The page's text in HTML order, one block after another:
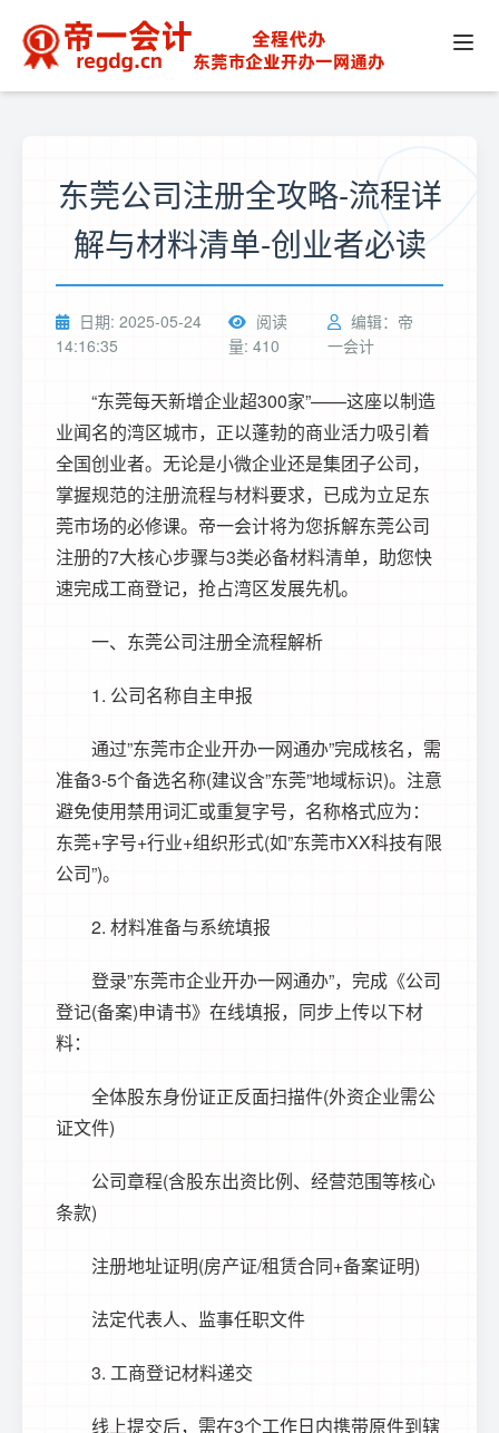
东莞公司注册全攻略-流程详
解与材料清单-创业者必读
日期: 2025-05-24
14:16:35
阅读
量: 410
编辑：帝
一会计
“东莞每天新增企业超300家”——这座以制造
业闻名的湾区城市，正以蓬勃的商业活力吸引着
全国创业者。无论是小微企业还是集团子公司，
掌握规范的注册流程与材料要求，已成为立足东
莞市场的必修课。帝一会计将为您拆解东莞公司
注册的7大核心步骤与3类必备材料清单，助您快
速完成工商登记，抢占湾区发展先机。
一、 东莞公司注册全流程解析
1. 公司名称自主申报
通过”东莞市企业开办一网通办”完成核名，需
准备3-5个备选名称(建议含”东莞”地域标识)。注意
避免使用禁用词汇或重复字号，名称格式应为：
东莞+字号+行业+组织形式(如”东莞市XX科技有限
公司”)。
2. 材料准备与系统填报
登录”东莞市企业开办一网通办”，完成《公司
登记(备案)申请书》在线填报，同步上传以下材
料：
全体股东身份证正反面扫描件(外资企业需公
证文件)
公司章程(含股东出资比例、经营范围等核心
条款)
注册地址证明(房产证/租赁合同+备案证明)
法定代表人、监事任职文件
3. 工商登记材料递交
线上提交后，需在3个工作日内携带原件到辖